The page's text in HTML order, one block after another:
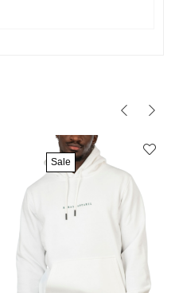
Sale